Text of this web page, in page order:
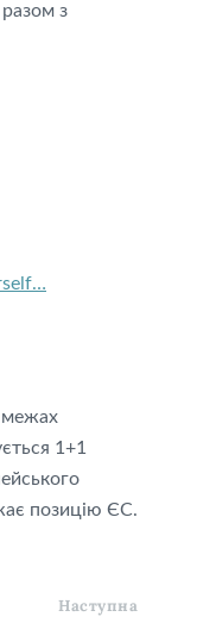
разом з
межах
1+1
позицію ЄС.
Наступна